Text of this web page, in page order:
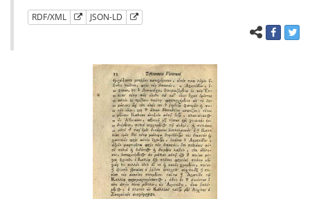
RDF/XML JSON-LD